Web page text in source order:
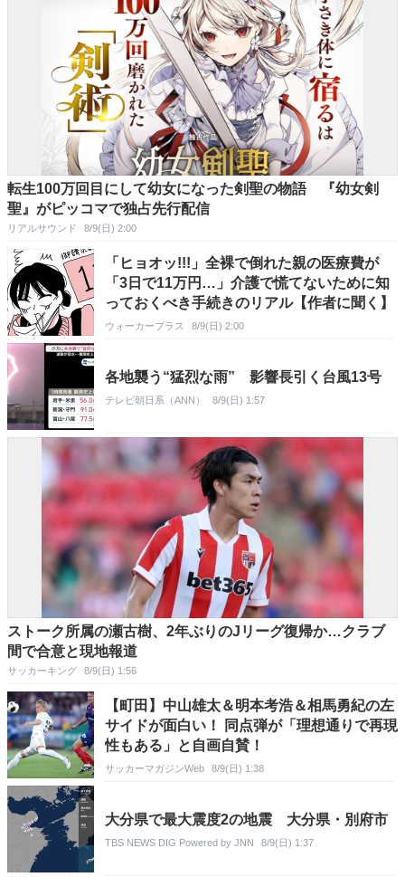
転生100万回目にして幼女になった剣聖の物語 『幼女剣
聖』がピッコマで独占先行配信
リアルサウンド 8/9(日) 2:00
「ヒョオッ!!!」全裸で倒れた親の医療費が
「3日で11万円…」介護で慌てないために知
っておくべき手続きのリアル【作者に聞く】
ウォーカープラス 8/9(日) 2:00
各地襲う“猛烈な雨” 影響長引く台風13号
テレビ朝日系（ANN） 8/9(日) 1:57
ストーク所属の瀬古樹、2年ぶりのJリーグ復帰か…クラブ
間で合意と現地報道
サッカーキング 8/9(日) 1:56
【町田】中山雄太＆明本考浩＆相馬勇紀の左
サイドが面白い！ 同点弾が「理想通りで再現
性もある」と自画自賛！
サッカーマガジンWeb 8/9(日) 1:38
大分県で最大震度2の地震 大分県・別府市
TBS NEWS DIG Powered by JNN 8/9(日) 1:37